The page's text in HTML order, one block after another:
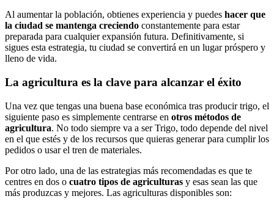
Al aumentar la población, obtienes experiencia y puedes hacer que
la ciudad se mantenga creciendo constantemente para estar
preparada para cualquier expansión futura. Definitivamente, si
sigues esta estrategia, tu ciudad se convertirá en un lugar próspero y
lleno de vida.
La agricultura es la clave para alcanzar el éxito
Una vez que tengas una buena base económica tras producir trigo, el
siguiente paso es simplemente centrarse en otros métodos de
agricultura. No todo siempre va a ser Trigo, todo depende del nivel
en el que estés y de los recursos que quieras generar para cumplir los
pedidos o usar el tren de materiales.
Por otro lado, una de las estrategias más recomendadas es que te
centres en dos o cuatro tipos de agriculturas y esas sean las que
más produzcas y mejores. Las agriculturas disponibles son: